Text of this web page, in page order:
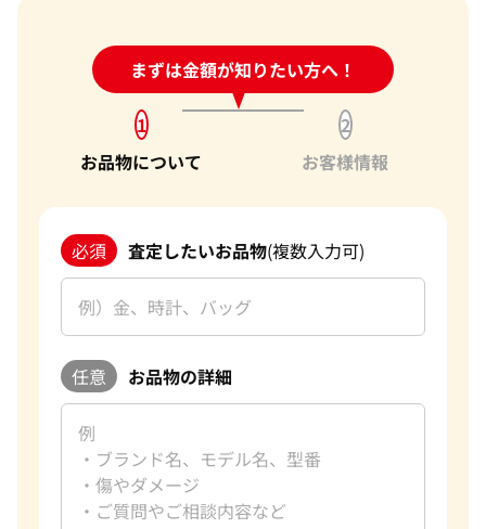
1点からでも査定できますか？
まずは金額が知りたい方へ！
24時間受付中!問い合わせフォーム
1
お品物について
2
お客様情報
必須 査定したいお品物(複数入力可)
任意 お品物の詳細